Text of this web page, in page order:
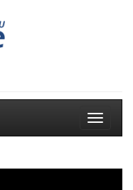
Toggle